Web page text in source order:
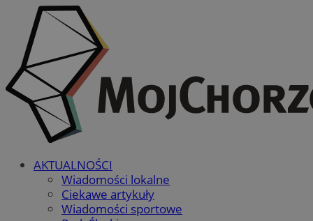
AKTUALNOŚCI
Wiadomości lokalne
Ciekawe artykuły
Wiadomości sportowe